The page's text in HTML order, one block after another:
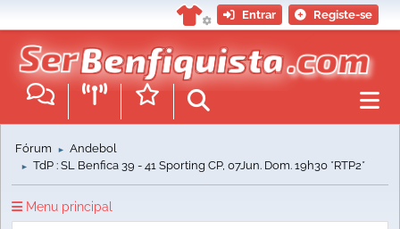
Entrar Registe-se
Fórum ► Andebol
► TdP : SL Benfica 39 - 41 Sporting CP, 07Jun. Dom. 19h30 *RTP2*
Menu principal